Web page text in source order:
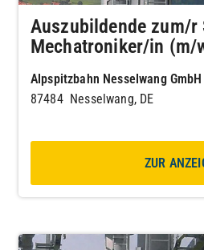
Auszubildende zum/r
Mechatroniker/in (m/
Alpspitzbahn Nesselwang GmbH
87484 Nesselwang, DE
ZUR